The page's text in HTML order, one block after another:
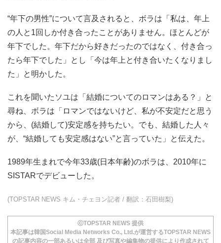
“年下の男性”について言及されると、ボラは「私は、年上
の人と1回しか付き合ったことがありません。ほとんどが
年下でした。年下だから好きだったのではなく、付き合っ
たら年下でした」とし「今は年上と付き合いたくなりまし
た」と明かした。
これを聞いたソユは「結婚についてのロマンはある？」と
尋ね、ボラは「ロマンではないけど、私が不安定だと思う
から、(結婚して)安定感を持ちたい。でも、結婚した人々
が、“結婚しても安定感はない”と言っていた」と伝えた。
1989年生まれで今年33歳(日本年齢)のボラは、2010年に
SISTARでデビューした。
(TOPSTAR NEWS キム・チェヨン記者 / 翻訳：石田樹梨)
ⓒTOPSTAR NEWS 提供
本記事は韓国Social Media Networks Co., Ltd.が運営するTOPSTAR NEWS
の記事内容の一部あるいは全部 及び写真や編集物の提供により作成されて